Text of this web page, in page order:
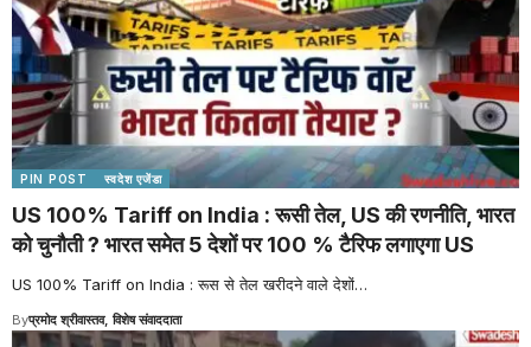
PIN POST स्वदेश एजेंडा
US 100% Tariff on India : रूसी तेल, US की रणनीति, भारत
को चुनौती ? भारत समेत 5 देशों पर 100 % टैरिफ लगाएगा US
US 100% Tariff on India : रूस से तेल खरीदने वाले देशों…
Byप्रमोद श्रीवास्तव, विशेष संवाददाता